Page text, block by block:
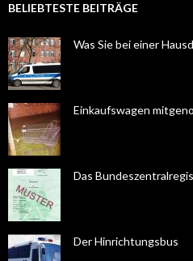
BELIEBTESTE BEITRÄGE
Was Sie bei einer
Einkaufswagen
Das
Der Hinrichtungsbus